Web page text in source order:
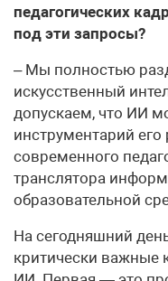
педагогических
под эти запросы?
– Мы полностью
искусственный
допускаем, что ИИ
инструментарий
современного
транслятора
образовательной
На сегодняшний
критически важные